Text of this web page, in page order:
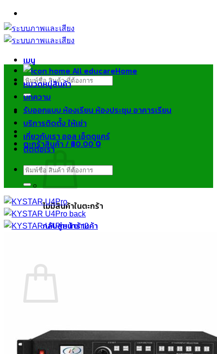
ข้าม
ไป
ยัง
เมนู
ค้นหา:
ตะกร้าสินค้า /฿0.000
ไม่มีสินค้าในตะกร้า
กลับสู่หน้าร้านค้า
กลับสู่หน้าร้านค้า
Home
หมวดหมู่สินค้า
บทความ
รับออกแบบ ห้องเรียน ห้องประชุม อาคารเรียน
บริการติดตั้ง ให้เช่า
เกี่ยวกับเรา ออล เอ็ดดูแคร์
ติดต่อเรา
ค้นหา: